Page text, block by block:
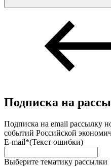
Подписка на
Подписка на email рассылку
событий Российской
E-mail*(Текст ошибки)
Выберите тематику рассылки